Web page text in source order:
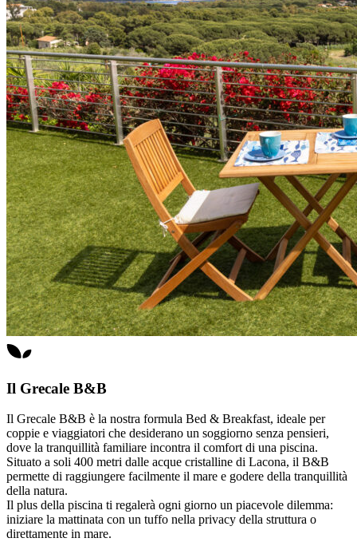
Il Grecale B&B
Il Grecale B&B è la nostra formula Bed & Breakfast, ideale per
coppie e viaggiatori che desiderano un soggiorno senza pensieri,
dove la tranquillità familiare incontra il comfort di una piscina.
Situato a soli 400 metri dalle acque cristalline di Lacona, il B&B
permette di raggiungere facilmente il mare e godere della tranquillità
della natura.
Il plus della piscina ti regalerà ogni giorno un piacevole dilemma:
iniziare la mattinata con un tuffo nella privacy della struttura o
direttamente in mare.